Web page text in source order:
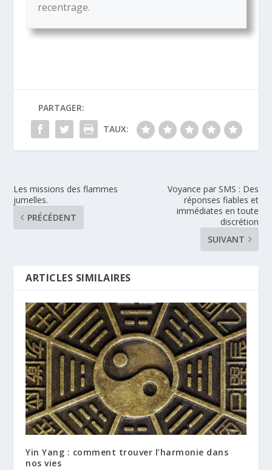
recentrage.
PARTAGER:
TAUX:
Les missions des flammes
jumelles.
PRÉCÉDENT
Voyance par SMS : Des
réponses fiables et
immédiates en toute
discrétion
SUIVANT
ARTICLES SIMILAIRES
Yin Yang : comment trouver l’harmonie dans
nos vies